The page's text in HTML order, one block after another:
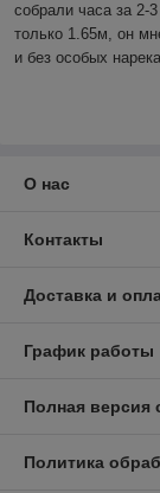
собрали часа за 2-
только 1.65м, он
и без особых
О нас
Контакты
Доставка и
График работы
Полная версия
Политика